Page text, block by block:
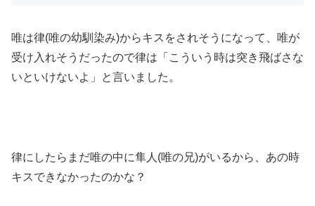
唯は律(唯の幼馴染み)からキスをされそうになって、唯が
受け入れそうだったので律は「こういう時は突き飛ばさな
いといけないよ」と言いました。
律にしたらまだ唯の中に隼人(唯の兄)がいるから、あの時
キスできなかったのかな？